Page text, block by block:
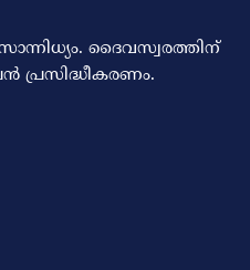
ദൈവസ്വരത്തിന്‌